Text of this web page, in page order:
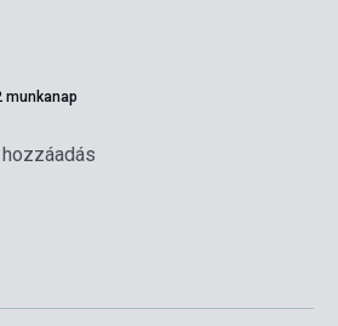
munkanap